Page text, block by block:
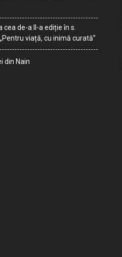
cea de-a II-a ediție în s.
viață, cu inimă curată”
din Nain